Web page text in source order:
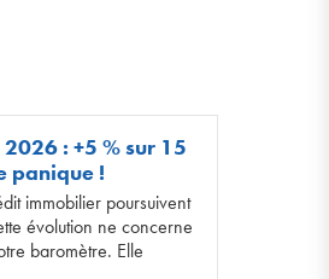
: +5 % sur 15
panique !
immobilier poursuivent
évolution ne concerne
baromètre. Elle